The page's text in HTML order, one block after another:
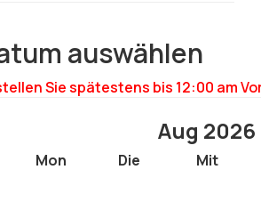
auswählen
Sie spätestens bis 12:00 am
Aug 2026
Mon Die Mit